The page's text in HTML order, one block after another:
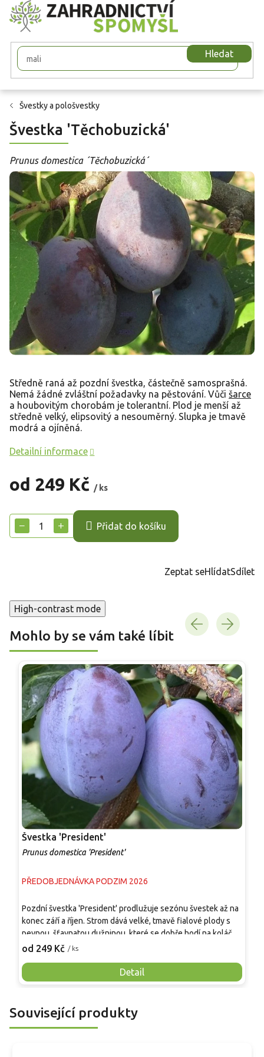
Přejít
na
obsah
Hledat
Švestky a pološvestky
Švestka 'Těchobuzická'
Prunus domestica ´Těchobuzická´
od 249 Kč / ks
cena:
+
− Přidat do košíku
Středně raná až pozdní švestka, částečně samosprašná.
Nemá žádné zvláštní požadavky na pěstování. Vůči šarce
a houbovitým chorobám je tolerantní. Plod je menší až
středně velký, elipsovitý a nesouměrný. Slupka je tmavě
modrá a ojíněná.
Detailní informace
Zeptat seHlídatSdílet
High-contrast mode
Mohlo by se vám také líbit
Švestka 'President'
Prunus domestica 'President'
PŘEDOBJEDNÁVKA PODZIM 2026
od 249 Kč / ks
Detail
Pozdní švestka 'President' prodlužuje sezónu švestek až na
konec září a říjen. Strom dává velké, tmavě fialové plody s
pevnou, šťavnatou dužninou, které se dobře hodí na koláče,
kompot i kvašení. Odrůda je cizosprašná, proto se vyplácí
'Althanova' nebo 'Čačanská Lepotica'. Na běžných podnožích
roste středně bujně a v zahradě se uplatní při rozestupu
plném slunci. Odrůda je tolerantní vůči šarce.
Související produkty